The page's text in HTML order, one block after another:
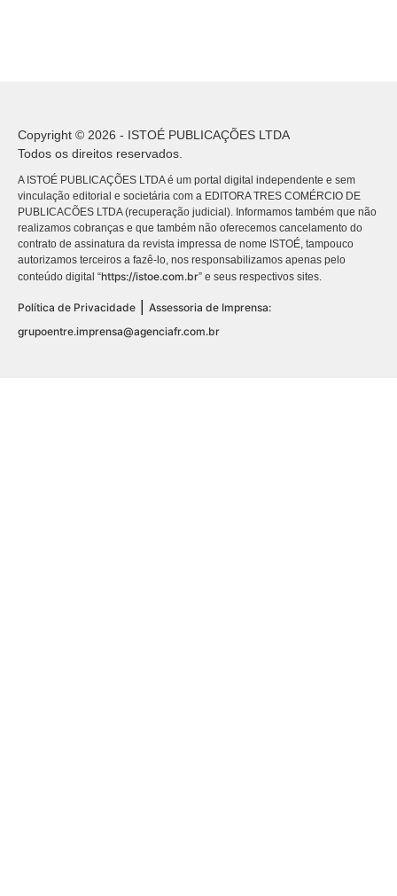
Copyright © 2026 - ISTOÉ PUBLICAÇÕES LTDA
Todos os direitos reservados.
A ISTOÉ PUBLICAÇÕES LTDA é um portal digital independente e sem
vinculação editorial e societária com a EDITORA TRES COMÉRCIO DE
PUBLICACÕES LTDA (recuperação judicial). Informamos também que não
realizamos cobranças e que também não oferecemos cancelamento do
contrato de assinatura da revista impressa de nome ISTOÉ, tampouco
autorizamos terceiros a fazê-lo, nos responsabilizamos apenas pelo
conteúdo digital “https://istoe.com.br” e seus respectivos sites.
Política de Privacidade | Assessoria de Imprensa:
grupoentre.imprensa@agenciafr.com.br